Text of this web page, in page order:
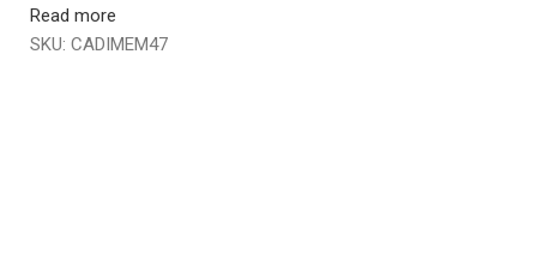
Read more
SKU: CADIMEM47